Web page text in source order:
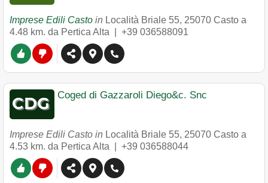
Imprese Edili Casto in Località Briale 55, 25070 Casto a
4.48 km. da Pertica Alta | +39 036588091
Coged di Gazzaroli Diego&c. Snc
Imprese Edili Casto in Località Briale 55, 25070 Casto a
4.53 km. da Pertica Alta | +39 036588044